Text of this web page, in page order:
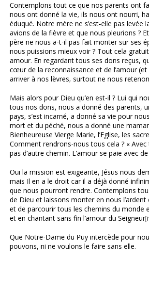
Contemplons tout ce que nos parents ont
nous ont donné la vie, ils nous ont nourri,
éduqué. Notre mère ne s’est-elle pas levée
avions de la fièvre et que nous pleurions ?
père ne nous a-t-il pas fait monter sur ses
nous puissions mieux voir ? Tout cela
amour. En regardant tous ses dons reçus,
cœur de la reconnaissance et de l’amour (et
arriver à nos lèvres, surtout ne nous
Mais alors pour Dieu qu’en est-il ? Lui qui
tous nos dons, nous a donné des parents,
pays, s’est incarné, a donné sa vie pour
mort et du péché, nous a donné une
Bienheureuse Vierge Marie, l’Eglise, les
Comment rendrons-nous tous cela ? « Avec
pas d’autre chemin. L’amour se paie avec
Oui la mission est exigeante, Jésus nous
mais Il en a le droit car il a déjà donné
que nous pourront rendre. Contemplons
de Dieu et laissons monter en nous l’ardent
et de parcourir tous les chemins du monde
et en chantant sans fin l’amour du
Que Notre-Dame du Puy intercède pour
pouvons, ni ne voulons le faire sans elle.